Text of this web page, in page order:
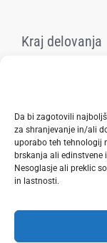
Da bi zagotovili
za shranjevanje in/ali
uporabo teh tehnologij
brskanja ali edinstvene
Nesoglasje ali preklic
in lastnosti.
Kraj delovanja
Pravilnik